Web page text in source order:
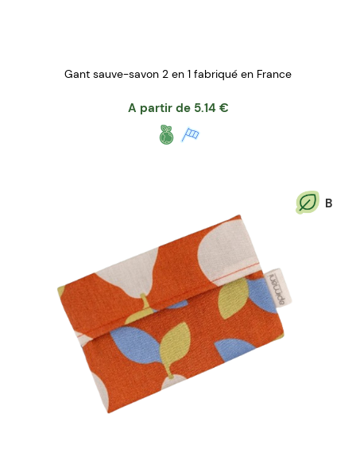
Gant sauve-savon 2 en 1 fabriqué en France
A partir de 5.14 €
B